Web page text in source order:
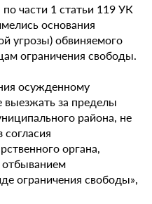
части 1 статьи 119 УК
основания
угрозы) обвиняемого
ограничения свободы.
осужденному
выезжать за пределы
района, не
органа,
ограничения свободы»,